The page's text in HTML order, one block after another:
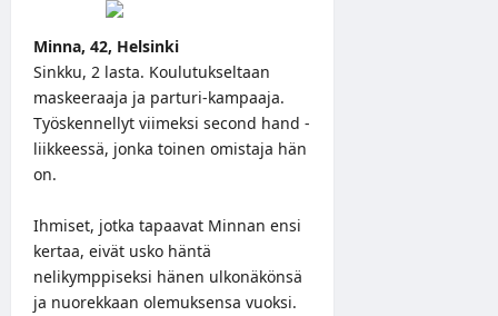
Minna, 42, Helsinki
Sinkku, 2 lasta. Koulutukseltaan
maskeeraaja ja parturi-kampaaja.
Työskennellyt viimeksi second hand -
liikkeessä, jonka toinen omistaja hän
on.
Ihmiset, jotka tapaavat Minnan ensi
kertaa, eivät usko häntä
nelikymppiseksi hänen ulkonäkönsä
ja nuorekkaan olemuksensa vuoksi.